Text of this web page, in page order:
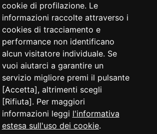
cookie di profilazione. Le
informazioni raccolte attraverso i
cookies di tracciamento e
performance non identificano
alcun visitatore individuale. Se
vuoi aiutarci a garantire un
servizio migliore premi il pulsante
[Accetta], altrimenti scegli
[Rifiuta]. Per maggiori
informazioni leggi l'informativa
estesa sull'uso dei cookie.
VEDI TUTTO